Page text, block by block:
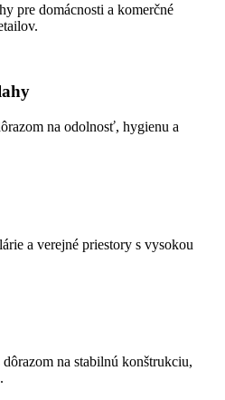
pre domácnosti a komerčné
na odolnosť, hygienu a
a verejné priestory s vysokou
na stabilnú konštrukciu,